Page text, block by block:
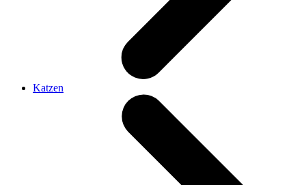
Katzen